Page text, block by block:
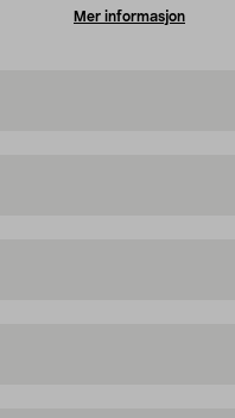
Mer informasjon